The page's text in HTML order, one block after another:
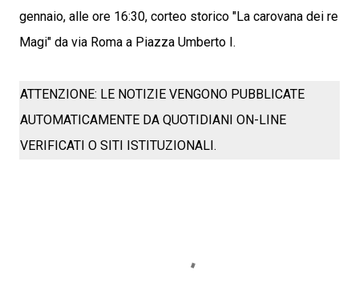
gennaio, alle ore 16:30, corteo storico "La carovana dei re
Magi" da via Roma a Piazza Umberto I.
ATTENZIONE: LE NOTIZIE VENGONO PUBBLICATE
AUTOMATICAMENTE DA QUOTIDIANI ON-LINE
VERIFICATI O SITI ISTITUZIONALI.